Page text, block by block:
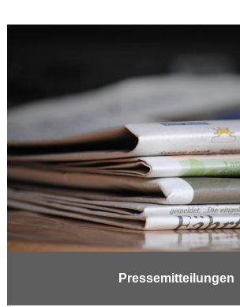
Pressemitteilungen